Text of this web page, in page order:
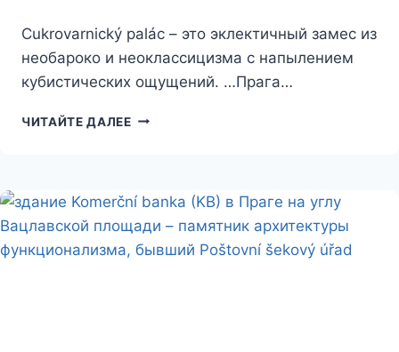
Cukrovarnický palác – это эклектичный замес из
необароко и неоклассицизма с напылением
кубистических ощущений. …Прага…
ЧИТАЙТЕ ДАЛЕЕCUKROVARNICKÝ